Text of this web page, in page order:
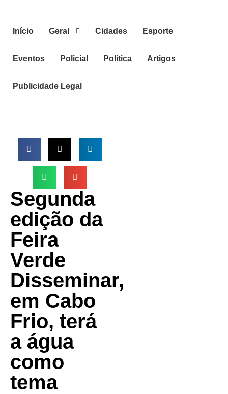
Início Geral Cidades Esporte
Eventos Policial Política Artigos
Publicidade Legal
Segunda
edição da
Feira
Verde
Disseminar,
em Cabo
Frio, terá
a água
como
tema